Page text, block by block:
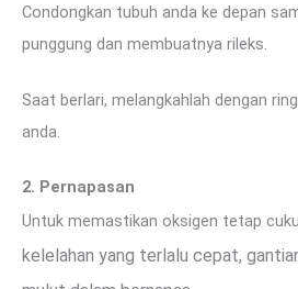
Condongkan tubuh anda ke depan
punggung dan membuatnya rileks.
Saat berlari, melangkahlah dengan
anda.
2. Pernapasan
Untuk memastikan oksigen tetap
kelelahan yang terlalu cepat,